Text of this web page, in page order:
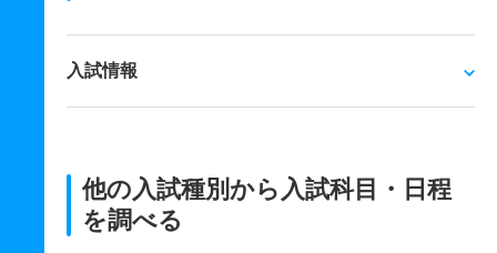
入試情報
他の入試種別から入試科目・日程
を調べる